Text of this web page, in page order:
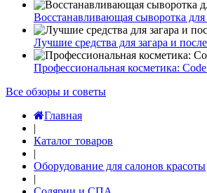
Восстанавливающая сыворотка для
Лучшие средства для загара и
Профессиональная косметика:
Все обзоры и советы
Главная
|
Каталог товаров
|
Оборудование для салонов красоты
|